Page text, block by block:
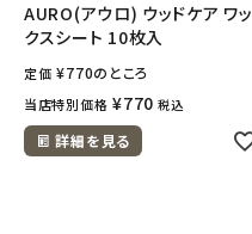
AURO(アウロ) ウッドケア ワッ
クスシート 10枚入
定価 ¥770のところ
当店特別価格 ¥770 税込
詳細を見る